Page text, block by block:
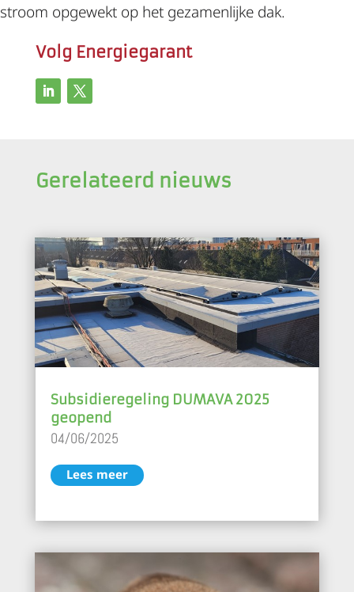
stroom opgewekt op het gezamenlijke dak.
Volg Energiegarant
Gerelateerd nieuws
Subsidieregeling DUMAVA 2025
geopend
04/06/2025
Lees meer